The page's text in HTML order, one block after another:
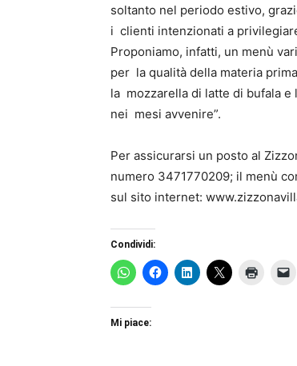
soltanto nel periodo estivo,
i clienti intenzionati a
Proponiamo, infatti, un menù
per la qualità della materia
la mozzarella di latte di bufala e
nei mesi avvenire”.
Per assicurarsi un posto al
numero 3471770209; il menù
sul sito internet:
Condividi:
Mi piace: